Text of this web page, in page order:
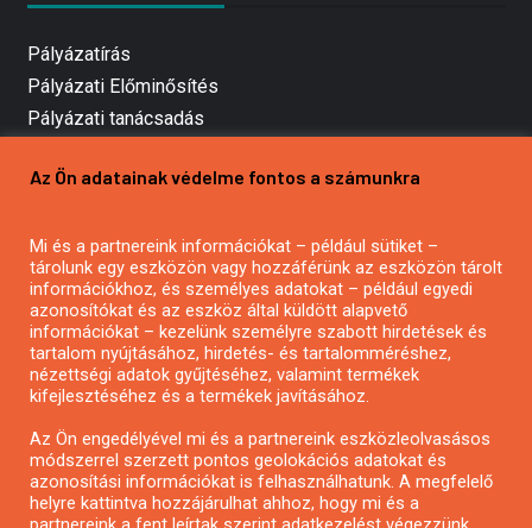
Pályázatírás
Pályázati Előminősítés
Pályázati tanácsadás
Mezőgazdasági pályázatírás
Pályázatírás civil szervezeteknek
Pályázatírás önkormányzatoknak
Pályázatfigyelés
Specifikus pályázatfigyelés vagy hírlevél
Pályázatok magánszemélyeknek
Az Ön adatainak védelme fontos a számunkra
Mi és a partnereink információkat – például sütiket –
tárolunk egy eszközön vagy hozzáférünk az eszközön tárolt
információkhoz, és személyes adatokat – például egyedi
azonosítókat és az eszköz által küldött alapvető
információkat – kezelünk személyre szabott hirdetések és
tartalom nyújtásához, hirdetés- és tartalomméréshez,
nézettségi adatok gyűjtéséhez, valamint termékek
kifejlesztéséhez és a termékek javításához.
Az Ön engedélyével mi és a partnereink eszközleolvasásos
módszerrel szerzett pontos geolokációs adatokat és
azonosítási információkat is felhasználhatunk. A megfelelő
helyre kattintva hozzájárulhat ahhoz, hogy mi és a